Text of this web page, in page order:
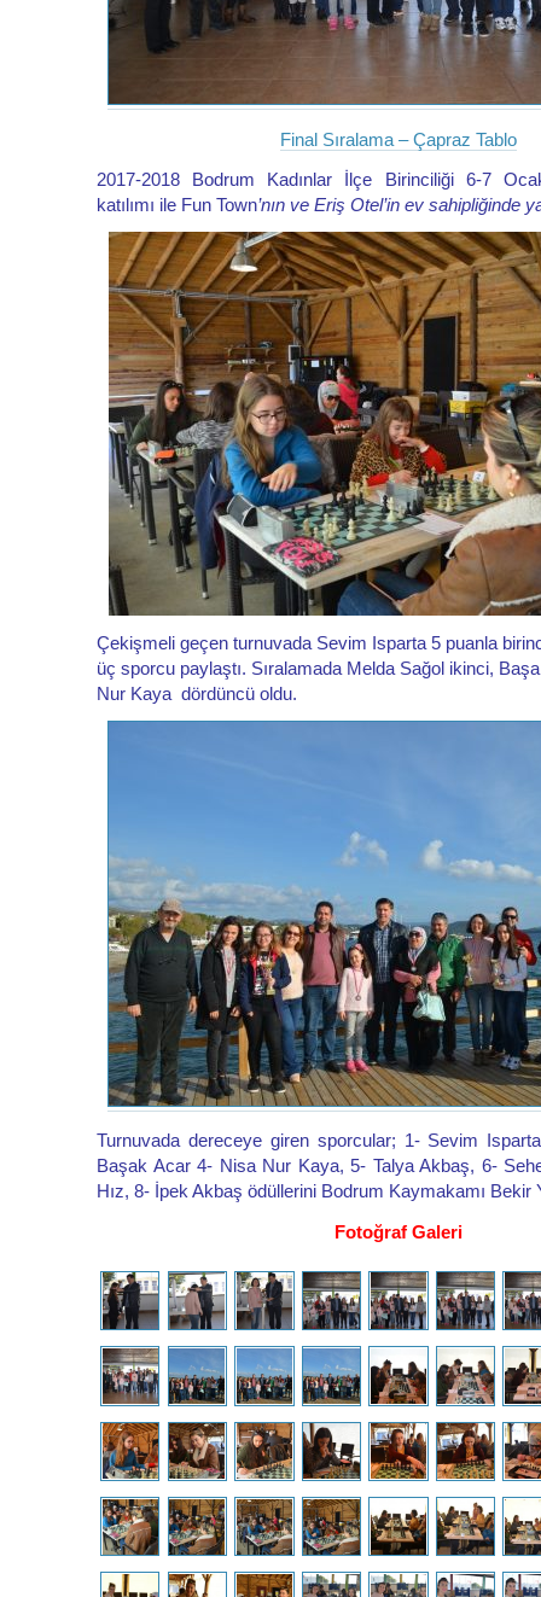
Final Sıralama – Çapraz Tablo
2017-2018 Bodrum Kadınlar İlçe Birinciliği 6-7
katılımı ile Fun Town’nın ve Eriş Otel’in ev sahipliğinde
Çekişmeli geçen turnuvada Sevim Isparta 5 puanla
üç sporcu paylaştı. Sıralamada Melda Sağol ikinci,
Nur Kaya dördüncü oldu.
Turnuvada dereceye giren sporcular; 1- Sevim
Başak Acar 4- Nisa Nur Kaya, 5- Talya Akbaş, 6-
Hız, 8- İpek Akbaş ödüllerini Bodrum Kaymakamı Bekir
Fotoğraf Galeri